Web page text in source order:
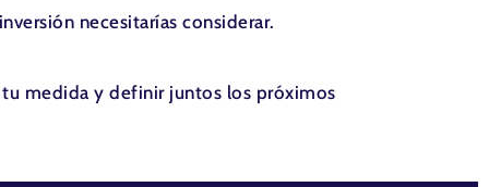
necesitarías considerar.
tu medida y definir juntos los próximos